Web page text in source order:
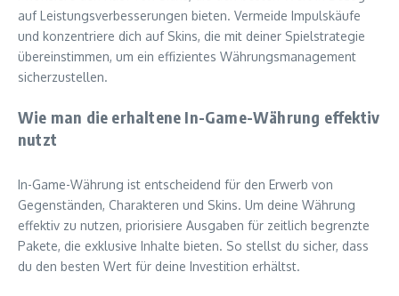
auf Leistungsverbesserungen bieten. Vermeide Impulskäufe
und konzentriere dich auf Skins, die mit deiner Spielstrategie
übereinstimmen, um ein effizientes Währungsmanagement
sicherzustellen.
Wie man die erhaltene In-Game-Währung effektiv
nutzt
In-Game-Währung ist entscheidend für den Erwerb von
Gegenständen, Charakteren und Skins. Um deine Währung
effektiv zu nutzen, priorisiere Ausgaben für zeitlich begrenzte
Pakete, die exklusive Inhalte bieten. So stellst du sicher, dass
du den besten Wert für deine Investition erhältst.